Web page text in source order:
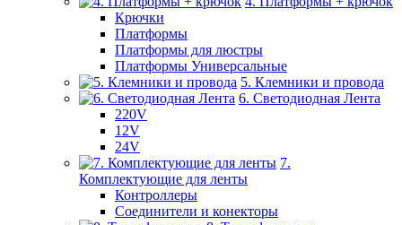
Крючки
Платформы
Платформы для люстры
Платформы Универсальные
5. Клемники и провода
6. Светодиодная Лента
220V
12V
24V
7.
Комплектующие для ленты
Контроллеры
Соединители и конекторы